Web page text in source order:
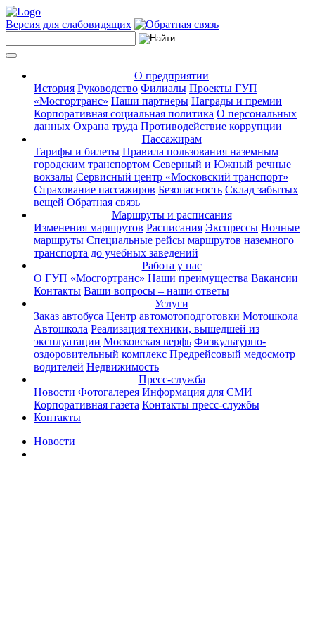
Версия для слабовидящих
О предприятии
История Руководство Филиалы Проекты ГУП
«Мосгортранс» Наши партнеры Награды и премии
Корпоративная социальная политика О персональных
данных Охрана труда Противодействие коррупции
Пассажирам
Тарифы и билеты Правила пользования наземным
городским транспортом Северный и Южный речные
вокзалы Сервисный центр «Московский транспорт»
Страхование пассажиров Безопасность Склад забытых
вещей Обратная связь
Маршруты и расписания
Изменения маршрутов Расписания Экспрессы Ночные
маршруты Специальные рейсы маршрутов наземного
транспорта до учебных заведений
Работа у нас
О ГУП «Мосгортранс» Наши преимущества Вакансии
Контакты Ваши вопросы – наши ответы
Услуги
Заказ автобуса Центр автомотоподготовки Мотошкола
Автошкола Реализация техники, вышедшей из
эксплуатации Московская верфь Физкультурно-
оздоровительный комплекс Предрейсовый медосмотр
водителей Недвижимость
Пресс-служба
Новости Фотогалерея Информация для СМИ
Корпоративная газета Контакты пресс-службы
Контакты
Новости